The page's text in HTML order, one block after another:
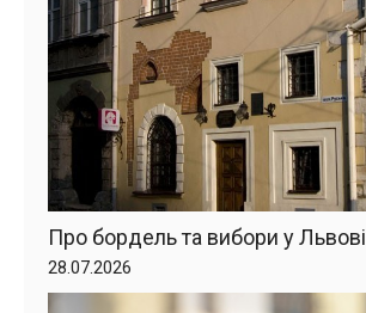
Про бордель та вибори у Львові
28.07.2026